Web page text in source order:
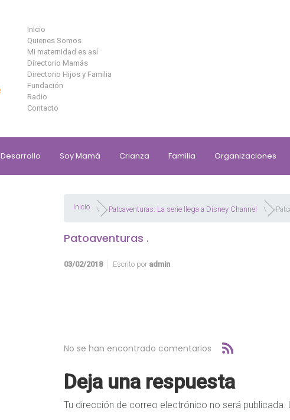
Inicio
Quienes Somos
Mi maternidad es así
Directorio Mamás
Directorio Hijos y Familia
Fundación
Radio
Contacto
Desarrollo Soy Mamá Crianza Familia Organizaciones
Inicio Patoaventuras: La serie llega a Disney Channel
Patoaventuras .
03/02/2018 Escrito por admin
No se han encontrado comentarios
Deja una respuesta
Tu dirección de correo electrónico no será publicada.